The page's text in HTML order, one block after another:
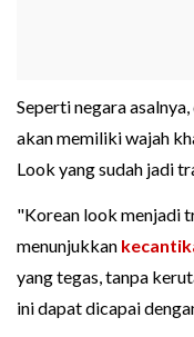
Seperti negara
akan memiliki wajah
Look yang sudah jadi
"Korean look menjadi
menunjukkan
yang tegas, tanpa
ini dapat dicapai